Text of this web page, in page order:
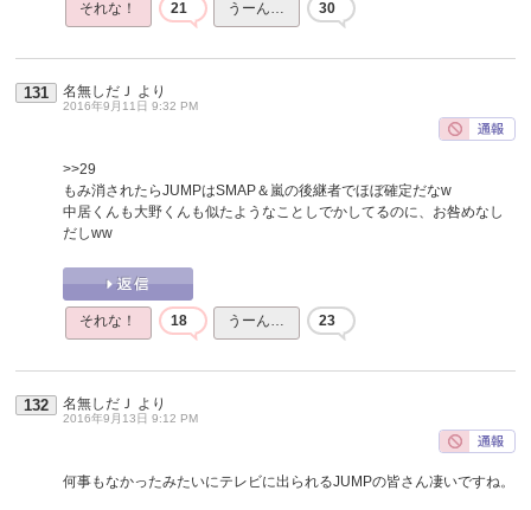
それな！ 21 うーん… 30
131 名無しだＪ より
2016年9月11日 9:32 PM
>>29
もみ消されたらJUMPはSMAP＆嵐の後継者でほぼ確定だなw
中居くんも大野くんも似たようなことしでかしてるのに、お咎めなし
だしww
それな！ 18 うーん… 23
132 名無しだＪ より
2016年9月13日 9:12 PM
何事もなかったみたいにテレビに出られるJUMPの皆さん凄いですね。